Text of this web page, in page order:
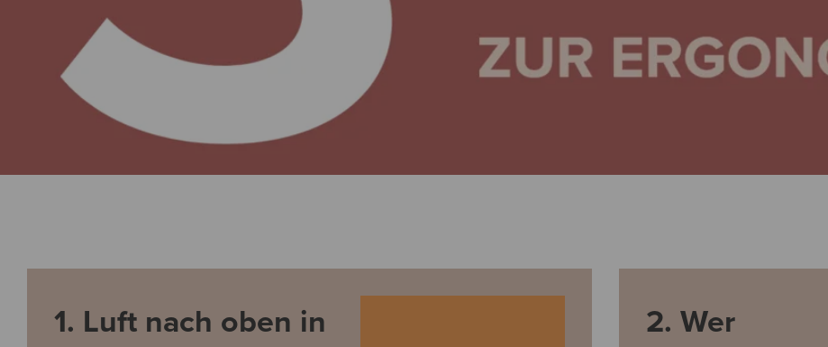
1. Luft nach oben in
2. Wer